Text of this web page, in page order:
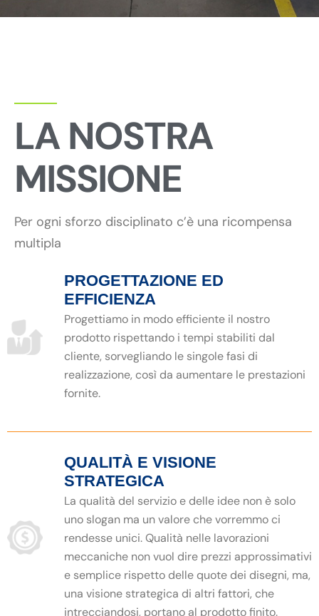
LA NOSTRA
MISSIONE
Per ogni sforzo disciplinato c’è una ricompensa
multipla
PROGETTAZIONE ED
EFFICIENZA
Progettiamo in modo efficiente il nostro
prodotto rispettando i tempi stabiliti dal
cliente, sorvegliando le singole fasi di
realizzazione, così da aumentare le prestazioni
fornite.
QUALITÀ E VISIONE
STRATEGICA
La qualità del servizio e delle idee non è solo
uno slogan ma un valore che vorremmo ci
rendesse unici. Qualità nelle lavorazioni
meccaniche non vuol dire prezzi approssimativi
e semplice rispetto delle quote dei disegni, ma,
una visione strategica di altri fattori, che
intrecciandosi, portano al prodotto finito.